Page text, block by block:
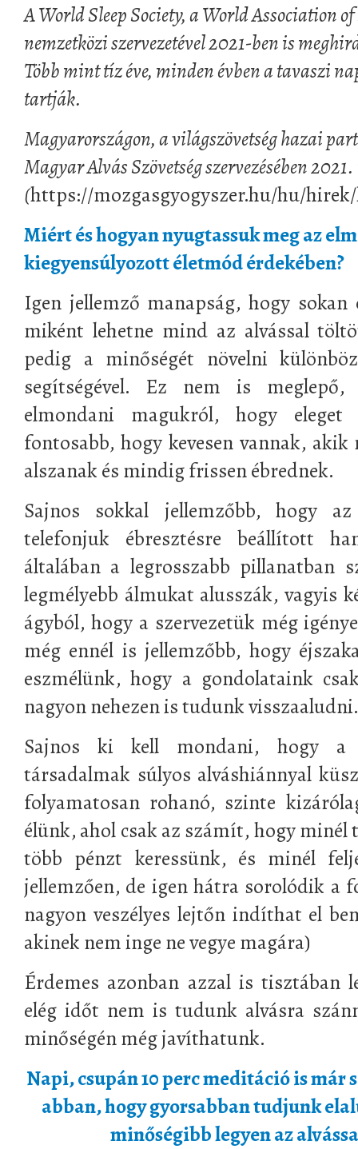
A World Sleep Society, a World Association
nemzetközi szervezetével 2021-ben is
Több mint tíz éve, minden évben a tavaszi
tartják.
Magyarországon, a világszövetség hazai
Magyar Alvás Szövetség szervezésében
(https://mozgasgyogyszer.hu/hu/
Miért és hogyan nyugtassuk meg az
kiegyensúlyozott életmód érdekében?
Igen jellemző manapság, hogy
miként lehetne mind az alvással
pedig a minőségét növelni
segítségével. Ez nem is
elmondani magukról, hogy
fontosabb, hogy kevesen vannak,
alszanak és mindig frissen ébrednek.
Sajnos sokkal jellemzőbb, hogy
telefonjuk ébresztésre beállított
általában a legrosszabb pillanatban
legmélyebb álmukat alusszák, vagyis
ágyból, hogy a szervezetük még
még ennél is jellemzőbb, hogy
eszmélünk, hogy a gondolataink
nagyon nehezen is tudunk visszaaludni.
Sajnos ki kell mondani, hogy a
társadalmak súlyos alváshiánnyal
folyamatosan rohanó, szinte
élünk, ahol csak az számít, hogy
több pénzt keressünk, és minél
jellemzően, de igen hátra sorolódik a
nagyon veszélyes lejtőn indíthat el
akinek nem inge ne vegye magára)
Érdemes azonban azzal is tisztában
elég időt nem is tudunk alvásra
minőségén még javíthatunk.
Napi, csupán 10 perc meditáció is már
abban, hogy gyorsabban tudjunk
minőségibb legyen az